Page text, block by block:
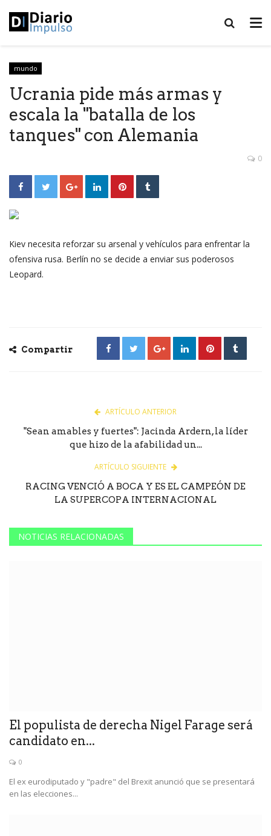
mundo
Ucrania pide más armas y
escala la "batalla de los
tanques" con Alemania
0
Kiev necesita reforzar su arsenal y vehículos para enfrentar la
ofensiva rusa. Berlín no se decide a enviar sus poderosos
Leopard.
Compartir
ARTÍCULO ANTERIOR
"Sean amables y fuertes": Jacinda Ardern, la líder
que hizo de la afabilidad un...
ARTÍCULO SIGUIENTE
RACING VENCIÓ A BOCA Y ES EL CAMPEÓN DE
LA SUPERCOPA INTERNACIONAL
NOTICIAS RELACIONADAS
El populista de derecha Nigel Farage será
candidato en...
0
El ex eurodiputado y "padre" del Brexit anunció que se presentará
en las elecciones...